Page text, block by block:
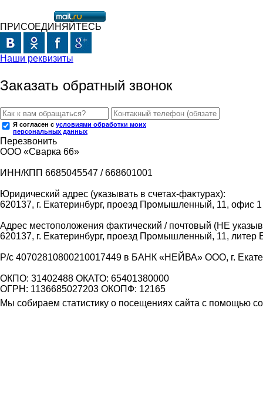
ПРИСОЕДИНЯЙТЕСЬ
Наши реквизиты
Заказать обратный звонок
Я согласен с условиями обработки моих
персональных данных
Перезвонить
ООО «Сварка 66»
ИНН/КПП 6685045547 / 668601001
Юридический адрес (указывать в счетах-фактурах):
620137, г. Екатеринбург, проезд Промышленный, 11, офис 1
Адрес местоположения фактический / почтовый (НЕ
620137, г. Екатеринбург, проезд Промышленный, 11, литер
Р/с 40702810800210017449 в БАНК «НЕЙВА» ООО, г.
ОКПО: 31402488 ОКАТО: 65401380000
ОГРН: 1136685027203 ОКОПФ: 12165
Мы собираем статистику о посещениях сайта с помощью